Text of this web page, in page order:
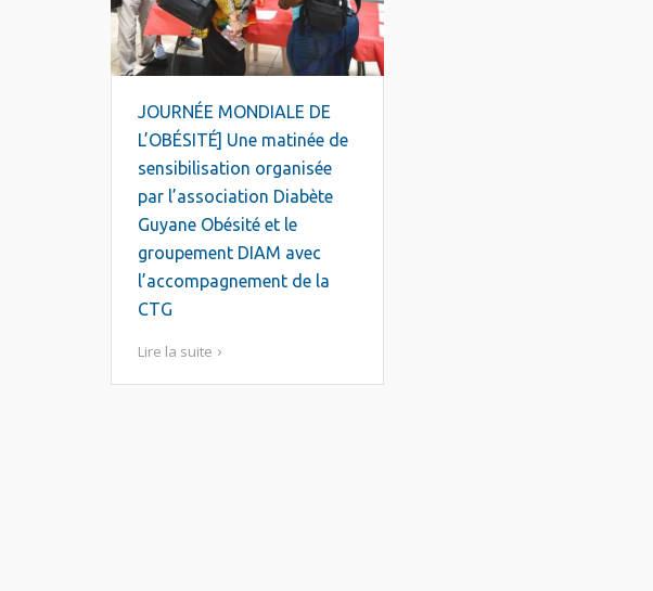
JOURNÉE MONDIALE DE
L’OBÉSITÉ] Une matinée de
sensibilisation organisée
par l’association Diabète
Guyane Obésité et le
groupement DIAM avec
l’accompagnement de la
CTG
Lire la suite